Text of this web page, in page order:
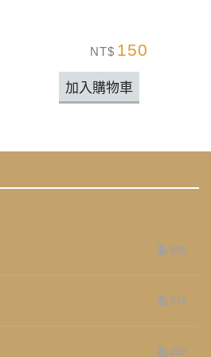
NT$ 150
加入購物車
658
276
267